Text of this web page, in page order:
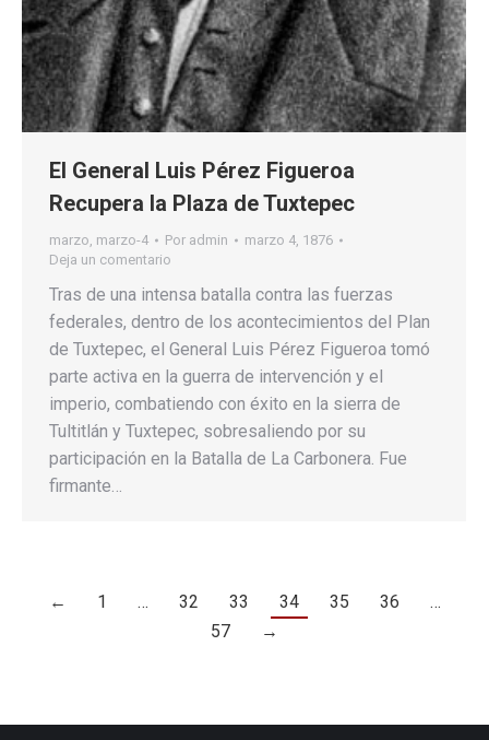
El General Luis Pérez Figueroa
Recupera la Plaza de Tuxtepec
marzo marzo-4 Por admin
marzo 4, 1876
Deja un comentario
Tras de una intensa batalla contra las fuerzas
federales, dentro de los acontecimientos del Plan
de Tuxtepec, el General Luis Pérez Figueroa tomó
parte activa en la guerra de intervención y el
imperio, combatiendo con éxito en la sierra de
Tultitlán y Tuxtepec, sobresaliendo por su
participación en la Batalla de La Carbonera. Fue
firmante…
← 1 … 32 33 34 35 36
…
57
→